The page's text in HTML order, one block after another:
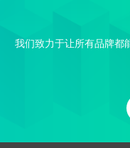
我们致力于让所有品牌都